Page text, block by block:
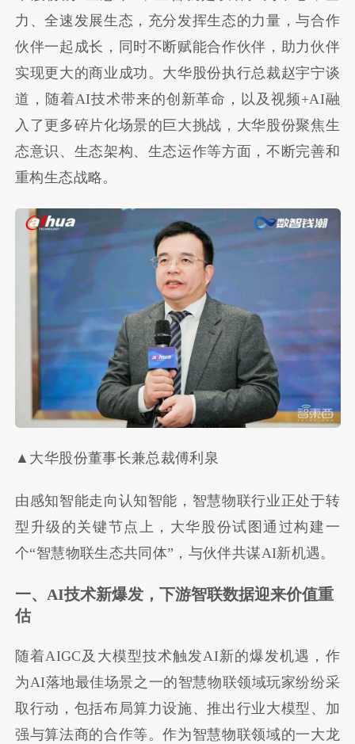
力、全速发展生态，充分发挥生态的力量，与合作
伙伴一起成长，同时不断赋能合作伙伴，助力伙伴
实现更大的商业成功。大华股份执行总裁赵宇宁谈
道，随着AI技术带来的创新革命，以及视频+AI融
入了更多碎片化场景的巨大挑战，大华股份聚焦生
态意识、生态架构、生态运作等方面，不断完善和
重构生态战略。
▲大华股份董事长兼总裁傅利泉
由感知智能走向认知智能，智慧物联行业正处于转
型升级的关键节点上，大华股份试图通过构建一
个“智慧物联生态共同体”，与伙伴共谋AI新机遇。
一、AI技术新爆发，下游智联数据迎来价值重
估
随着AIGC及大模型技术触发AI新的爆发机遇，作
为AI落地最佳场景之一的智慧物联领域玩家纷纷采
取行动，包括布局算力设施、推出行业大模型、加
强与算法商的合作等。作为智慧物联领域的一大龙